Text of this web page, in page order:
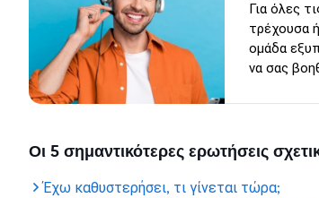
Για όλες
τρέχουσα
ομάδα
να σας
Οι 5 σημαντικότερες ερωτήσεις
Έχω καθυστερήσει, τι γίνεται τώρα;